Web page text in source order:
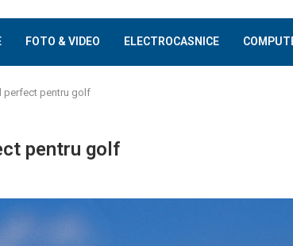
FOTO & VIDEO ELECTROCASNICE
perfect pentru golf
pentru golf